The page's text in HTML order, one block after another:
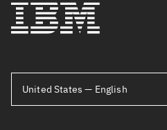
United States — English